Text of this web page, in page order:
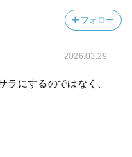
ーク」と「かかと上げ
みを改善
フォロー
2026.03.29
ラにするのではなく、